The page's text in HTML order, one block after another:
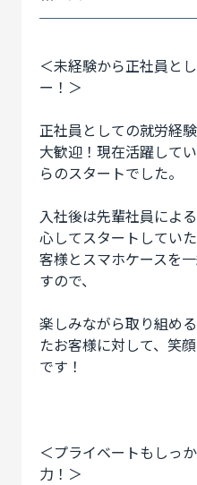
＜未経験から正社員と
ー！＞
正社員としての就労経
大歓迎！現在活躍して
らのスタートでした。
入社後は先輩社員によ
心してスタートしてい
客様とスマホケースを
すので、
楽しみながら取り組め
たお客様に対して、笑
です！
＜プライベートもしっ
力！＞